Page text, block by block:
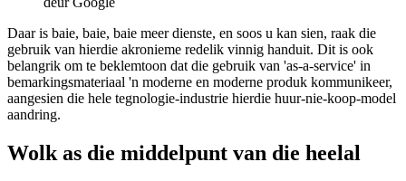
Gaas: Gaming, wat beteken dat u nie meer die kragtige
u skerm (en die invoeropdragte terug) moet stroom, bv. Stadia
deur Google
Daar is baie, baie, baie meer dienste, en soos u kan sien, raak die
gebruik van hierdie akronieme redelik vinnig handuit. Dit is ook
belangrik om te beklemtoon dat die gebruik van 'as-a-service' in
aangesien die hele tegnologie-industrie hierdie huur-nie-koop-model
aandring.